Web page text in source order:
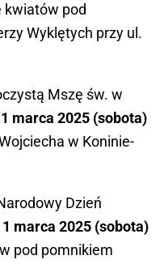
kwiatów pod
Wyklętych przy ul.
Mszę św. w
1 marca 2025 (sobota)
w Koninie-
Dzień
1 marca 2025 (sobota)
pod pomnikiem